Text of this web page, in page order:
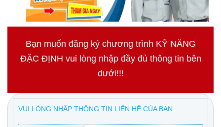
Bạn muốn đăng ký chương trình KỸ NĂNG
ĐẶC ĐỊNH vui lòng nhập đầy đủ thông tin bên
dưới!!!
VUI LÒNG NHẬP THÔNG TIN LIÊN HỆ CỦA BẠN